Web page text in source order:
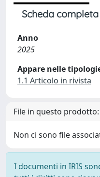
Scheda completa
Anno
2025
Appare nelle
1.1 Articolo in rivista
File in questo prodotto:
Non ci sono file
I documenti in IRIS